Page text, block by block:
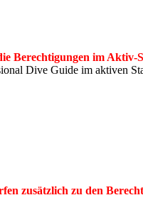
Berechtigungen im Aktiv-
Dive Guide im aktiven
zusätzlich zu den